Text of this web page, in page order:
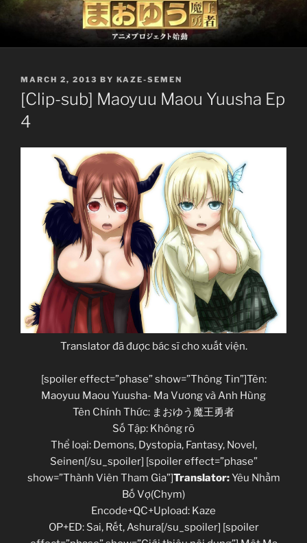
POSTED
ON
MARCH 2, 2013 BY KAZE-SEMEN
[Clip-sub] Maoyuu Maou Yuusha Ep
4
Translator đã được bác sĩ cho xuất viện.
[spoiler effect=”phase” show=”Thông Tin”]Tên:
Maoyuu Maou Yuusha- Ma Vương và Anh Hùng
Tên Chính Thức: まおゆう魔王勇者
Số Tập: Không rõ
Thể loại: Demons, Dystopia, Fantasy, Novel,
Seinen[/su_spoiler] [spoiler effect=”phase”
show=”Thành Viên Tham Gia”]Translator:Yêu Nhầm
Bố Vợ(Chym)
Encode+QC+Upload: Kaze
OP+ED: Sai, Rết, Ashura[/su_spoiler] [spoiler